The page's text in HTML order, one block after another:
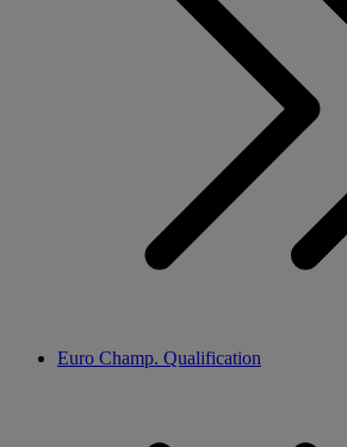
Euro Champ. Qualification